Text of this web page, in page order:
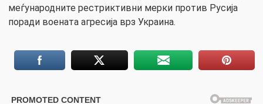
меѓународните рестриктивни мерки против Русија
поради воената агресија врз Украина.